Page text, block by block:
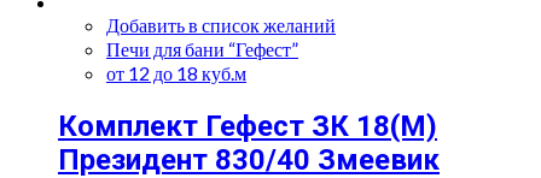
Добавить в список желаний
Печи для бани “Гефест”
от 12 до 18 куб.м
Комплект Гефест ЗК 18(М)
Президент 830/40 Змеевик